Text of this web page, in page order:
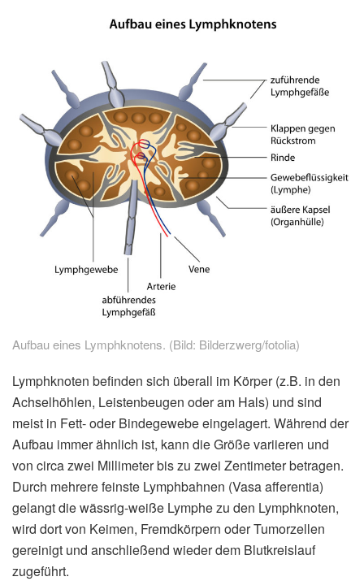
Aufbau eines Lymphknotens. (Bild: Bilderzwerg/fotolia)
Lymphknoten befinden sich überall im Körper (z.B. in den
Achselhöhlen, Leistenbeugen oder am Hals) und sind
meist in Fett- oder Bindegewebe eingelagert. Während der
Aufbau immer ähnlich ist, kann die Größe variieren und
von circa zwei Millimeter bis zu zwei Zentimeter betragen.
Durch mehrere feinste Lymphbahnen (Vasa afferentia)
gelangt die wässrig-weiße Lymphe zu den Lymphknoten,
wird dort von Keimen, Fremdkörpern oder Tumorzellen
gereinigt und anschließend wieder dem Blutkreislauf
zugeführt.